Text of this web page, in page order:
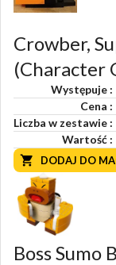
Crowber,
(Character
Występuje
Cena
Liczba w zestawie
Wartość
DODAJ DO
Boss Sumo